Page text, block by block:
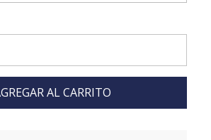
AL CARRITO